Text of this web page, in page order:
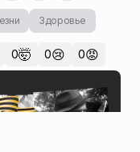
Здоровье
0🤯 0😢 0😡